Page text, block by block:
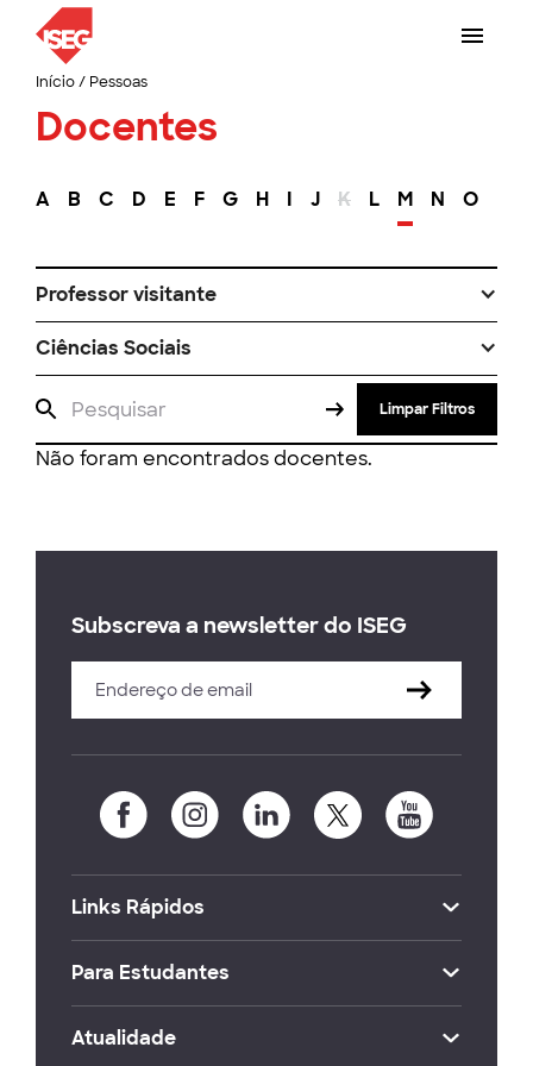
Início/ Pessoas
Docentes
A B C D E F G H I J K L M N O
Professor visitante
Ciências Sociais
Limpar Filtros
Não foram encontrados docentes.
Subscreva a newsletter do ISEG
Links Rápidos
Para Estudantes
Atualidade